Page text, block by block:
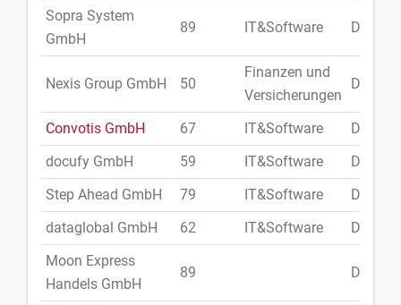
Sopra System
GmbH
89 IT&Software
Nexis Group GmbH 50
Finanzen und
Versicherungen
Convotis GmbH 67 IT&Software
docufy GmbH
59 IT&Software
Step Ahead GmbH
79 IT&Software
dataglobal GmbH
62 IT&Software
Moon Express
Handels GmbH
89